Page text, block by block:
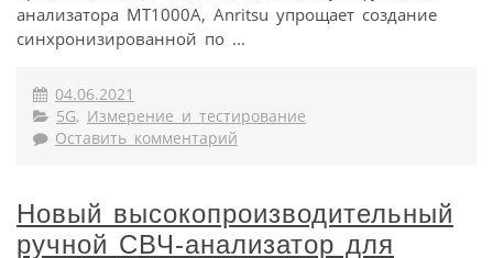
анализатора MT1000A, Anritsu упрощает создание
синхронизированной по ...
04.06.2021
5G, Измерение и тестирование
Оставить комментарий
Новый высокопроизводительный
ручной СВЧ-анализатор для